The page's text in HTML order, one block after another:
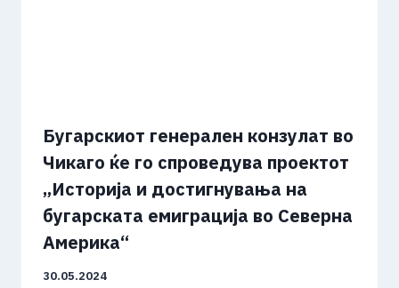
Бугарскиот генерален конзулат во
Чикаго ќе го спроведува проектот
„Историја и достигнувања на
бугарската емиграција во Северна
Америка“
30.05.2024